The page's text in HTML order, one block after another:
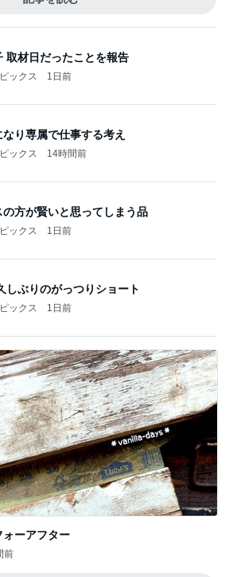
取材日だったことを報告
ックス 1日前
り専属で仕事する考え
ックス 14時間前
の方が賢いと思ってしまう品
ックス 1日前
しぶりのがっつりショート
ックス 1日前
ーアフター
前